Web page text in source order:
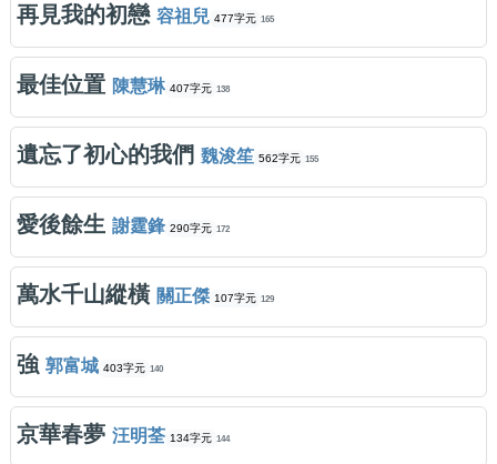
再見我的初戀 容祖兒 477字元 165
最佳位置 陳慧琳 407字元 138
遺忘了初心的我們 魏浚笙 562字元 155
愛後餘生 謝霆鋒 290字元 172
萬水千山縱橫 關正傑 107字元 129
強 郭富城 403字元 140
京華春夢 汪明荃 134字元 144